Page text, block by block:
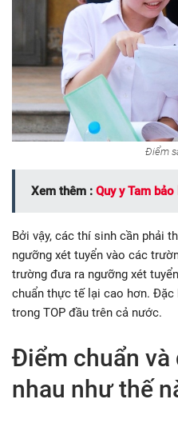
Điểm
Xem thêm : Quy y Tam
Bởi vậy, các thí sinh cần phải
ngưỡng xét tuyển vào các
trường đưa ra ngưỡng xét
chuẩn thực tế lại cao hơn.
trong TOP đầu trên cả nước.
Điểm chuẩn và
nhau như thế